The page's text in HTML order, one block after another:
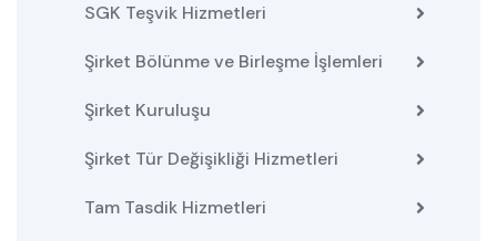
SGK Teşvik Hizmetleri
Şirket Bölünme ve Birleşme İşlemleri
Şirket Kuruluşu
Şirket Tür Değişikliği Hizmetleri
Tam Tasdik Hizmetleri